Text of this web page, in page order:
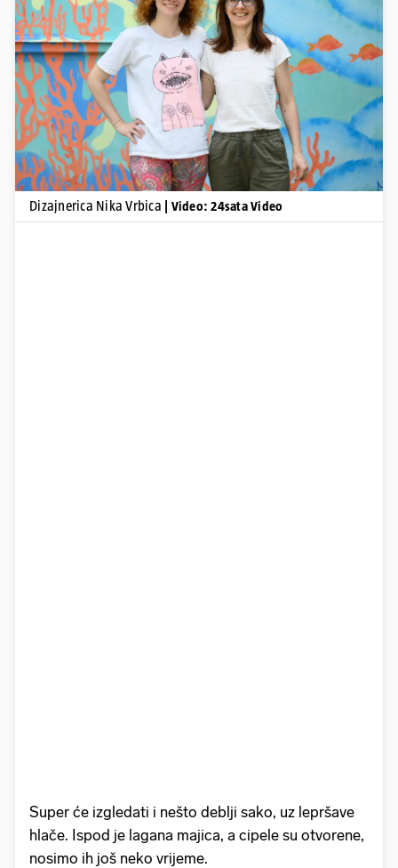
Pokretanje videa...
Dizajnerica Nika Vrbica | Video: 24sata Video
Super će izgledati i nešto deblji sako, uz lepršave
hlače. Ispod je lagana majica, a cipele su otvorene,
nosimo ih još neko vrijeme.